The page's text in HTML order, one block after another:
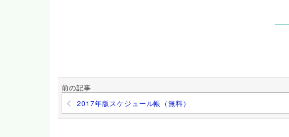
前の記事
2017年版スケジュール帳（無料）